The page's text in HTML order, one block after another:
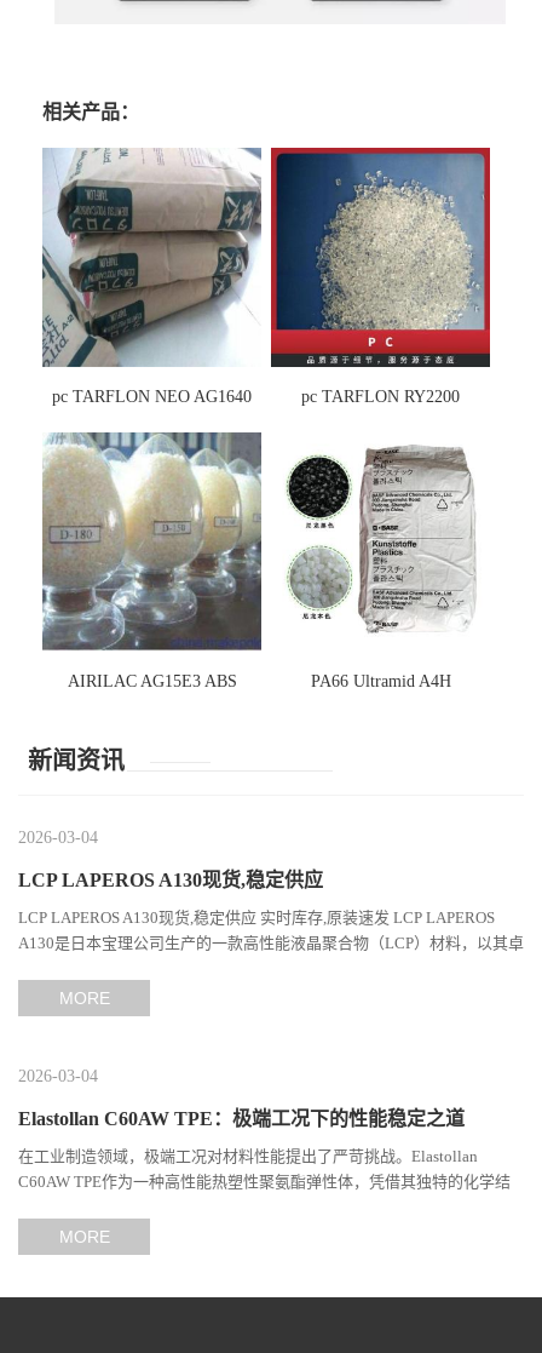
相关产品：
pc TARFLON NEO AG1640 pc TARFLON RY2200
AIRILAC AG15E3 ABS PA66 Ultramid A4H
新闻资讯
2026-03-04
LCP LAPEROS A130现货,稳定供应
LCP LAPEROS A130现货,稳定供应 实时库存,原装速发 LCP LAPEROS
A130是日本宝理公司生产的一款高性能液晶聚合物（LCP）材料，以其卓
MORE
2026-03-04
Elastollan C60AW TPE：极端工况下的性能稳定之道
在工业制造领域，极端工况对材料性能提出了严苛挑战。Elastollan
C60AW TPE作为一种高性能热塑性聚氨酯弹性体，凭借其独特的化学结
MORE